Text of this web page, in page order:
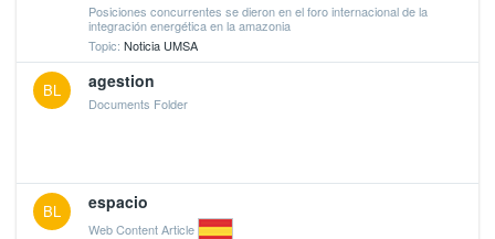
Posiciones concurrentes se dieron en el foro internacional de la
integración energética en la amazonia
Topic: Noticia UMSA
BL agestion
Documents Folder
BL espacio
Web Content Article